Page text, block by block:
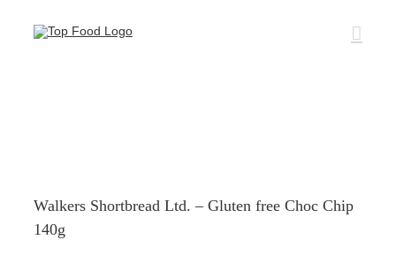
Inhalt
Walkers Shortbread Ltd. – Gluten free Choc Chip
140g